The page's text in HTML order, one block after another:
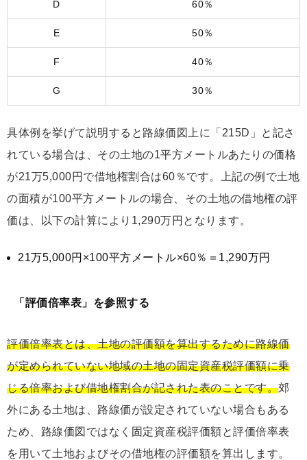
D 60％
E 50％
F 40％
G 30％
具体例を挙げて説明すると路線価図上に「215D」と記さ
れている場合は、その土地の1平方メートルあたりの価格
が21万5,000円で借地権割合は60％です。上記の例で土地
の面積が100平方メートルの場合、その土地の借地権の評
価は、以下の計算により1,290万円となります。
21万5,000円×100平方メートル×60％＝1,290万円
「評価倍率表」を参照する
評価倍率表とは、土地の評価額を算出するために路線価
が定められていない地域の土地の固定資産税評価額に乗
じる倍率および借地権割合が記された表のことです。郊
外にある土地は、路線価が設定されていない場合もある
ため、路線価図ではなく固定資産税評価額と評価倍率表
を用いて土地およびその借地権の評価額を算出します。